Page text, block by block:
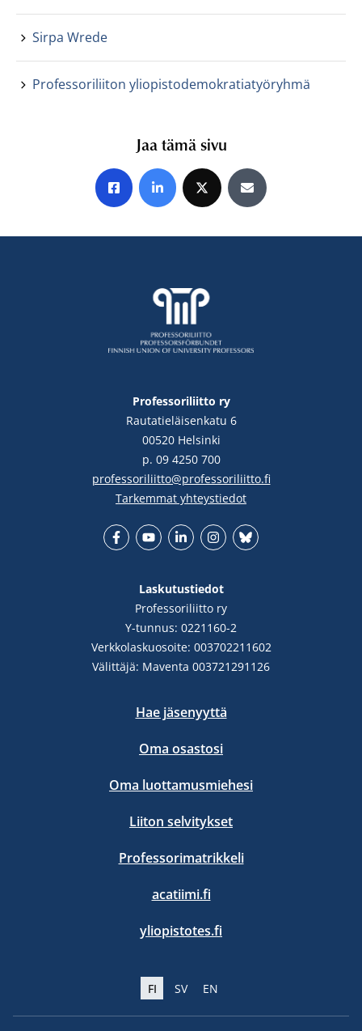
Sirpa Wrede
Professoriliiton yliopistodemokratiatyöryhmä
Jaa tämä sivu
Jaa Facebookissa
Jaa LinkedInissä
Jaa X:ssäJaa sähköpostitse
Professoriliitto ry
Rautatieläisenkatu 6
00520 Helsinki
p. 09 4250 700
professoriliitto@professoriliitto.fi
Tarkemmat yhteystiedot
Laskutustiedot
Professoriliitto ry
Y-tunnus: 0221160-2
Verkkolaskuosoite: 003702211602
Välittäjä: Maventa 003721291126
Hae jäsenyyttä
Oma osastosi
Oma luottamusmiehesi
Liiton selvitykset
Professorimatrikkeli
acatiimi.fi
yliopistotes.fi
FI SV EN